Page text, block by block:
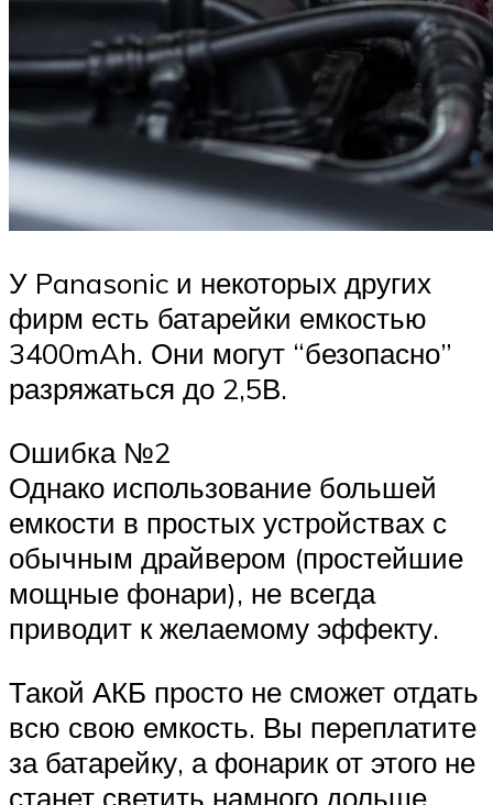
У Panasonic и некоторых других
фирм есть батарейки емкостью
3400mAh. Они могут “безопасно”
разряжаться до 2,5В.
Ошибка №2
Однако использование большей
емкости в простых устройствах с
обычным драйвером (простейшие
мощные фонари), не всегда
приводит к желаемому эффекту.
Такой АКБ просто не сможет отдать
всю свою емкость. Вы переплатите
за батарейку, а фонарик от этого не
станет светить намного дольше.